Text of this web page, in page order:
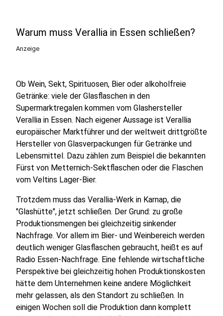
Warum muss Verallia in Essen schließen?
Anzeige
Ob Wein, Sekt, Spirituosen, Bier oder alkoholfreie
Getränke: viele der Glasflaschen in den
Supermarktregalen kommen vom Glashersteller
Verallia in Essen. Nach eigener Aussage ist Verallia
europäischer Marktführer und der weltweit drittgrößte
Hersteller von Glasverpackungen für Getränke und
Lebensmittel. Dazu zählen zum Beispiel die bekannten
Fürst von Metternich-Sektflaschen oder die Flaschen
vom Veltins Lager-Bier.
Trotzdem muss das Verallia-Werk in Karnap, die
"Glashütte", jetzt schließen. Der Grund: zu große
Produktionsmengen bei gleichzeitig sinkender
Nachfrage. Vor allem im Bier- und Weinbereich werden
deutlich weniger Glasflaschen gebraucht, heißt es auf
Radio Essen-Nachfrage. Eine fehlende wirtschaftliche
Perspektive bei gleichzeitig hohen Produktionskosten
hätte dem Unternehmen keine andere Möglichkeit
mehr gelassen, als den Standort zu schließen. In
einigen Wochen soll die Produktion dann komplett